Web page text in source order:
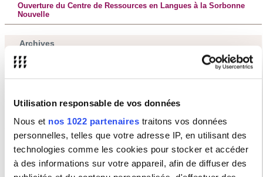
Utilisation responsable de vos données
Nous et nos 1022 partenaires traitons vos données
personnelles, telles que votre adresse IP, en utilisant des
technologies comme les cookies pour stocker et accéder
à des informations sur votre appareil, afin de diffuser des
Ouverture du Centre de Ressources en Langues à la Sorbonne
Nouvelle
Archives
Un Clic, un Titre #8 : Écrire la muséologie.
L'enseignement à distance a reçu la mission de l'université de
Reykjavik
Tout savoir sur iCampus
iCampus